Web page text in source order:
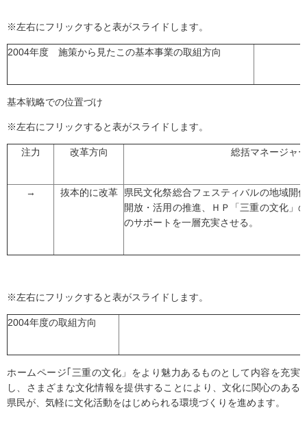
※左右にフリックすると表がスライドします。
2004年度 施策から見たこの基本事業の取組方向
基本戦略での位置づけ
※左右にフリックすると表がスライドします。
注力 改革方向 総括マネージャ
→ 抜本的に改革
県民文化祭総合フェスティバルの地域開
開放・活用の推進、ＨＰ「三重の文化」
のサポートを一層充実させる。
※左右にフリックすると表がスライドします。
2004年度の取組方向
ホームページ｢三重の文化」をより魅力あるものとして内容を充実
し、さまざまな文化情報を提供することにより、文化に関心のある
県民が、気軽に文化活動をはじめられる環境づくりを進めます。